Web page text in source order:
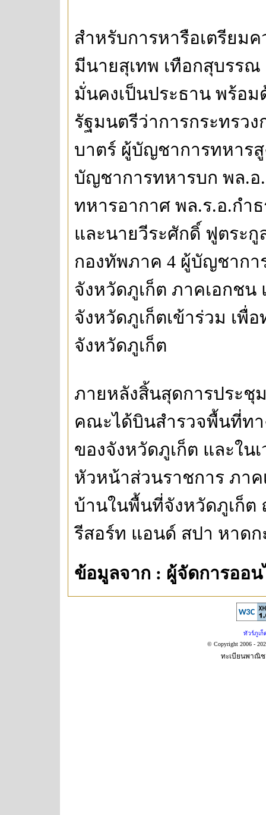
สำหรับการหารือเตรียม
มีนายสุเทพ เทือกสุบรร
มั่นคงเป็นประธาน พร้อ
รัฐมนตรีว่าการกระทรว
บาตร์ ผู้บัญชาการทหาร
บัญชาการทหารบก พล.
ทหารอากาศ พล.ร.อ.กำ
และนายวีระศักดิ์ ฟูตระกู
กองทัพภาค 4 ผู้บัญชากา
จังหวัดภูเก็ต ภาคเอกช
จังหวัดภูเก็ตเข้าร่วม เพื่
จังหวัดภูเก็ต
ภายหลังสิ้นสุดการประชุ
คณะได้บินสำรวจพื้นที่ท
ของจังหวัดภูเก็ต และใน
หัวหน้าส่วนราชการ ภา
บ้านในพื้นที่จังหวัดภูเก็ต
รีสอร์ท แอนด์ สปา หาดก
ข้อมูลจาก : ผู้จัดการออน
ทัวร์ภูเก็
© Copyright 2006 -
ทะเบียนพาณิช